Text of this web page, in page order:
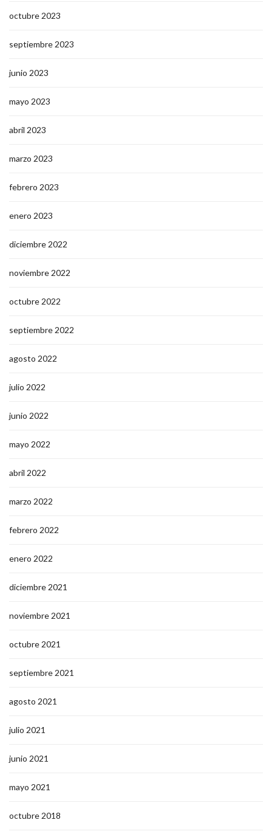
octubre 2023
septiembre 2023
junio 2023
mayo 2023
abril 2023
marzo 2023
febrero 2023
enero 2023
diciembre 2022
noviembre 2022
octubre 2022
septiembre 2022
agosto 2022
julio 2022
junio 2022
mayo 2022
abril 2022
marzo 2022
febrero 2022
enero 2022
diciembre 2021
noviembre 2021
octubre 2021
septiembre 2021
agosto 2021
julio 2021
junio 2021
mayo 2021
octubre 2018